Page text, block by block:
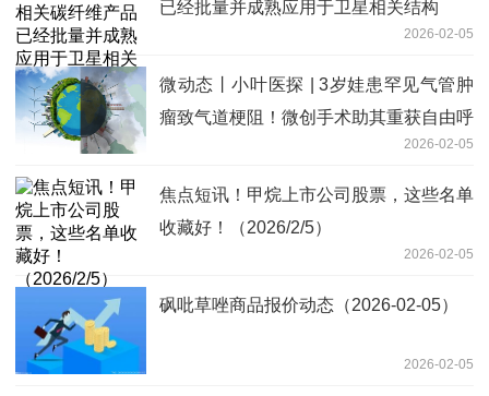
已经批量并成熟应用于卫星相关结构
2026-02-05
微动态丨小叶医探 | 3岁娃患罕见气管肿
瘤致气道梗阻！微创手术助其重获自由呼
2026-02-05
焦点短讯！甲烷上市公司股票，这些名单
收藏好！（2026/2/5）
2026-02-05
砜吡草唑商品报价动态（2026-02-05）
2026-02-05